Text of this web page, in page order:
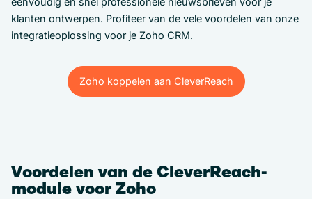
klanten ontwerpen. Profiteer van de vele voordelen van onze
integratieoplossing voor je Zoho CRM.
Zoho koppelen aan CleverReach
Zoho koppelen aan CleverReach
Voordelen van de CleverReach-
module voor Zoho